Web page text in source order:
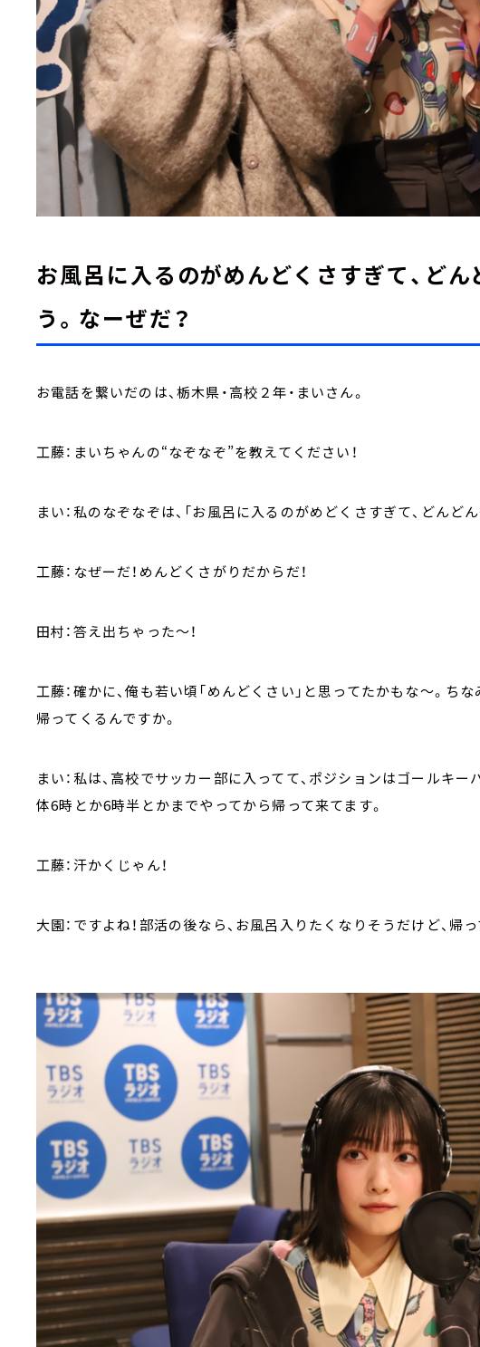
お風呂に入るのがめんどくさすぎて、ど
う。なーぜだ？
お電話を繋いだのは、栃木県・高校２年・まいさん。
工藤：まいちゃんの“なぞなぞ”を教えてください！
まい：私のなぞなぞは、「お風呂に入るのがめどくさすぎて、どんど
工藤：なぜーだ！めんどくさがりだからだ！
田村：答え出ちゃった～！
工藤：確かに、俺も若い頃「めんどくさい」と思ってたかもな～。ち
帰ってくるんですか。
まい：私は、高校でサッカー部に入ってて、ポジションはゴールキ
体6時とか6時半とかまでやってから帰って来てます。
工藤：汗かくじゃん！
大園：ですよね！部活の後なら、お風呂入りたくなりそうだけど、帰